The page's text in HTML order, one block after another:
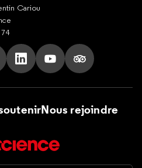
Cariou
Facebook
sur Tik Tok
nous sur X
Suivez nous sur LinkedIn
Suivez nous sur
Suivez nous
Nous rejoindre